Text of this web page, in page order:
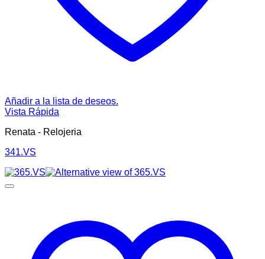
Añadir a la lista de deseos.
Vista Rápida
Renata - Relojeria
341.VS